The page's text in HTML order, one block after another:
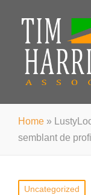
Home »
semblant de
Posted
Uncategorized